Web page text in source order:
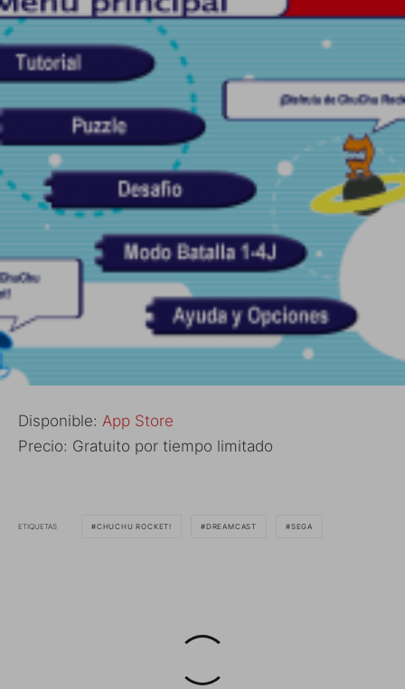
Disponible: App Store
Precio: Gratuito por tiempo limitado
ETIQUETAS CHUCHU ROCKET! DREAMCAST SEGA